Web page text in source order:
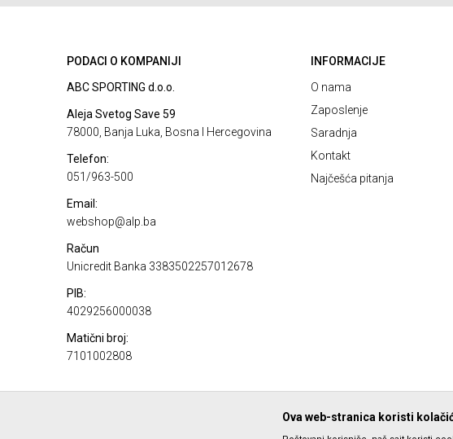
PODACI O KOMPANIJI
ABC SPORTING d.o.o.
Aleja Svetog Save 59
78000, Banja Luka, Bosna I Hercegovina
Telefon:
051/963-500
Email:
webshop@alp.ba
Račun
Unicredit Banka 3383502257012678
PIB:
4029256000038
Matični broj:
7101002808
INFORMACIJE
O nama
Zaposlenje
Saradnja
Kontakt
Najčešća pitanja
Ova web-stranica koristi